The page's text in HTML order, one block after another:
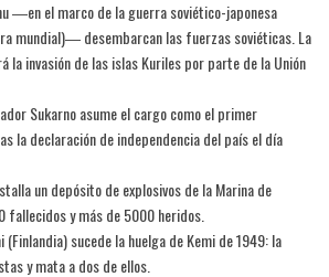
―en el marco de la guerra soviético-japonesa
mundial)― desembarcan las fuerzas soviéticas. La
la invasión de las islas Kuriles por parte de la Unión
Sukarno asume el cargo como el primer
la declaración de independencia del país el día
un depósito de explosivos de la Marina de
fallecidos y más de 5000 heridos.
sucede la huelga de Kemi de 1949: la
y mata a dos de ellos.